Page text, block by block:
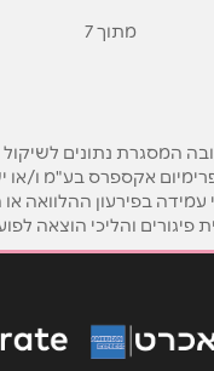
מתוך 7
המסגרת נתונים
אקספרס בע"מ ו/או
עמידה בפירעון ההלוואה
פיגורים והליכי הוצאה